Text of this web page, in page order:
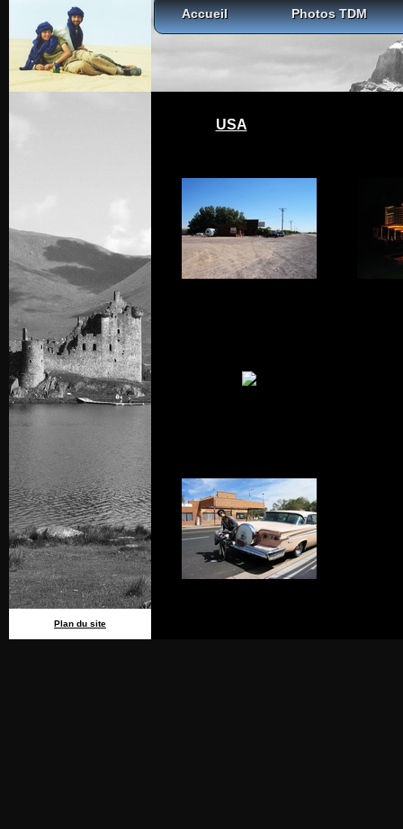
Accueil Photos TDM
USA
Plan du site